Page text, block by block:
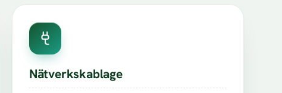
Nätverkskablage